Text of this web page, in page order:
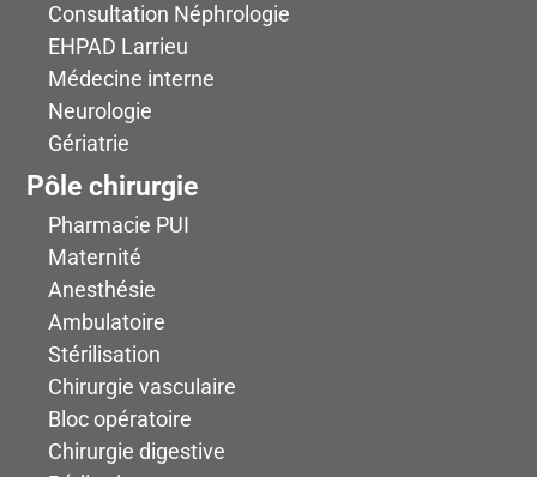
Consultation Néphrologie
EHPAD Larrieu
Médecine interne
Neurologie
Gériatrie
Pôle chirurgie
Pharmacie PUI
Maternité
Anesthésie
Ambulatoire
Stérilisation
Chirurgie vasculaire
Bloc opératoire
Chirurgie digestive